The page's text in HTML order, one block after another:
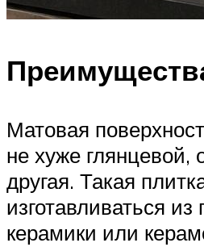
Матовая
не хуже глянцевой,
другая. Такая
изготавливаться из
керамики или